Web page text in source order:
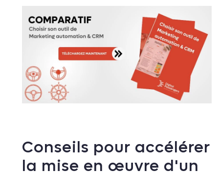
Conseils pour accélérer
la mise en œuvre d'un